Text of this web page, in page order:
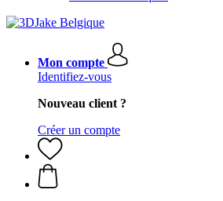
Mon compte
Identifiez-vous
Nouveau client ?
Créer un compte